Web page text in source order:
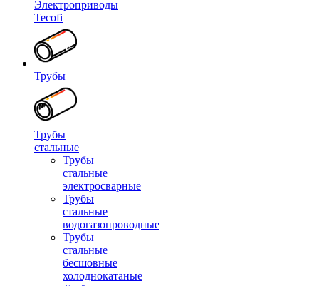
Электроприводы
Tecofi
Трубы
Трубы
стальные
Трубы
стальные
электросварные
Трубы
стальные
водогазопроводные
Трубы
стальные
бесшовные
холоднокатаные